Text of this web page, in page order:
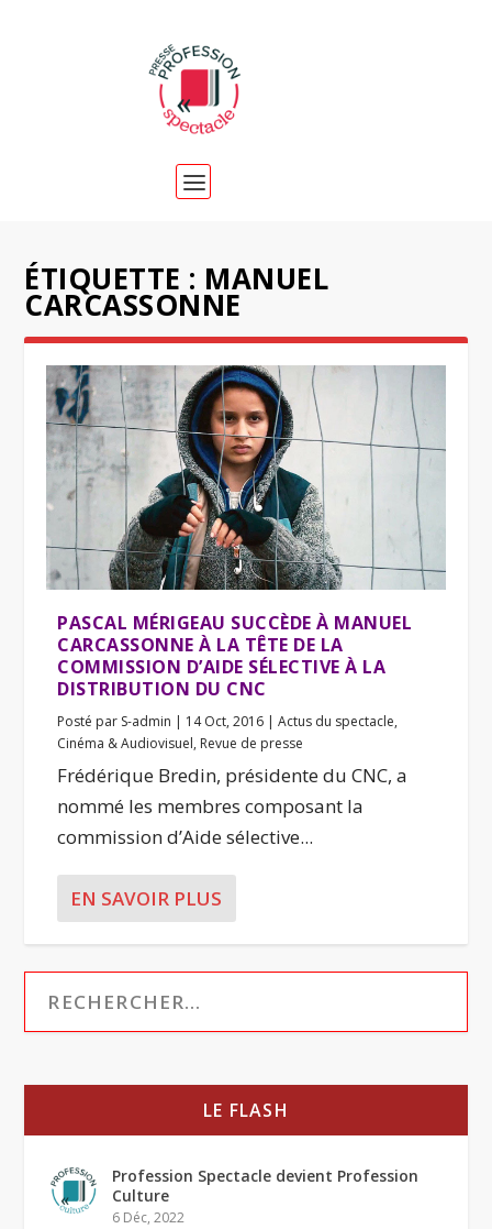
ÉTIQUETTE : MANUEL
CARCASSONNE
PASCAL MÉRIGEAU SUCCÈDE À MANUEL
CARCASSONNE À LA TÊTE DE LA
COMMISSION D’AIDE SÉLECTIVE À LA
DISTRIBUTION DU CNC
Posté par S-admin | 14 Oct, 2016 |Actus du spectacle,
Cinéma & Audiovisuel, Revue de presse
Frédérique Bredin, présidente du CNC, a
nommé les membres composant la
commission d’Aide sélective...
EN SAVOIR PLUS
LE FLASH
Profession Spectacle devient Profession
Culture
6 Déc, 2022